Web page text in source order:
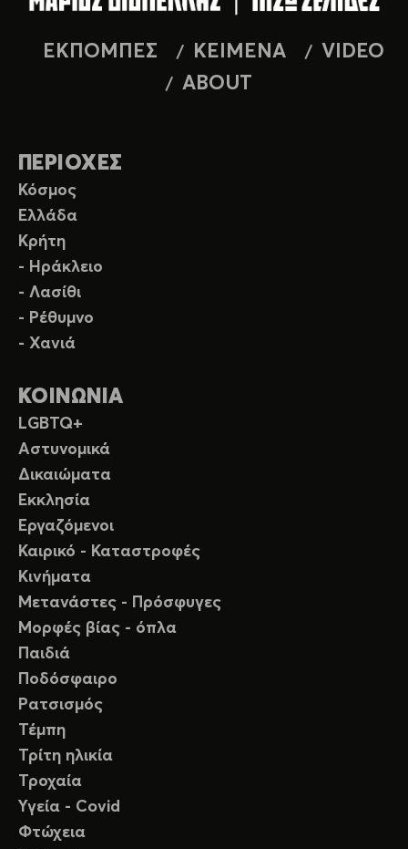
ΕΚΠΟΜΠΕΣ ΚΕΙΜΕΝΑ
VIDEO
ABOUT
ΠΕΡΙΟΧΕΣ
Κόσμος
Ελλάδα
Κρήτη
- Ηράκλειο
- Λασίθι
- Ρέθυμνο
- Χανιά
ΚΟΙΝΩΝΙΑ
LGBTQ+
Αστυνομικά
Δικαιώματα
Εκκλησία
Εργαζόμενοι
Καιρικό - Καταστροφές
Κινήματα
Μετανάστες - Πρόσφυγες
Μορφές βίας - όπλα
Παιδιά
Ποδόσφαιρο
Ρατσισμός
Τέμπη
Τρίτη ηλικία
Τροχαία
Υγεία - Covid
Φτώχεια